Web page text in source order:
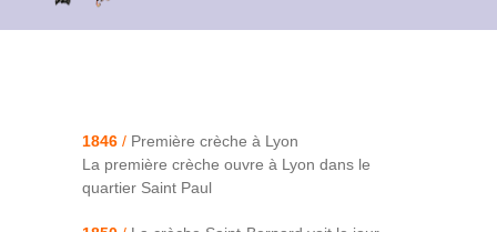
Archives du blog
Recrutement
1846 / Première crèche à Lyon
La première crèche ouvre à Lyon dans le
quartier Saint Paul